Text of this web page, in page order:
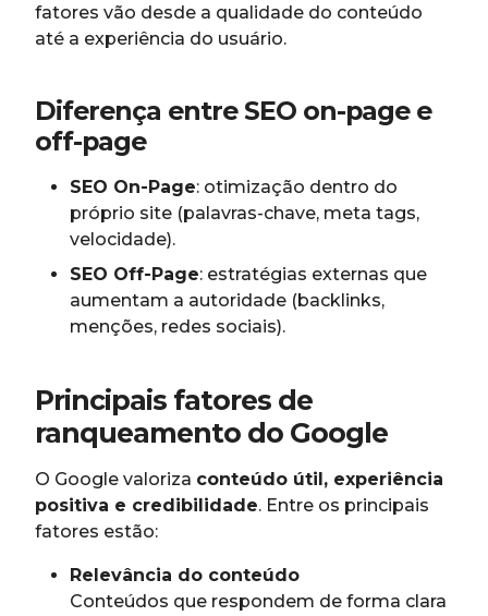
fatores vão desde a qualidade do conteúdo
até a experiência do usuário.
Diferença entre SEO on-page e
off-page
SEO On-Page: otimização dentro do
próprio site (palavras-chave, meta tags,
velocidade).
SEO Off-Page: estratégias externas que
aumentam a autoridade (backlinks,
menções, redes sociais).
Principais fatores de
ranqueamento do Google
O Google valoriza conteúdo útil, experiência
positiva e credibilidade. Entre os principais
fatores estão:
Relevância do conteúdo
Conteúdos que respondem de forma clara